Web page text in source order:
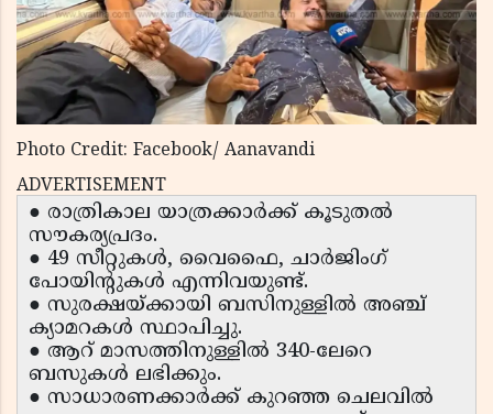
Photo Credit: Facebook/ Aanavandi
ADVERTISEMENT
● രാത്രികാല യാത്രക്കാർക്ക് കൂടുതൽ
സൗകര്യപ്രദം.
● 49 സീറ്റുകൾ, വൈഫൈ, ചാർജിംഗ്
പോയിന്റുകൾ എന്നിവയുണ്ട്.
● സുരക്ഷയ്ക്കായി ബസിനുള്ളിൽ അഞ്ച്
ക്യാമറകൾ സ്ഥാപിച്ചു.
● ആറ് മാസത്തിനുള്ളിൽ 340-ലേറെ
ബസുകൾ ലഭിക്കും.
● സാധാരണക്കാർക്ക് കുറഞ്ഞ ചെലവിൽ